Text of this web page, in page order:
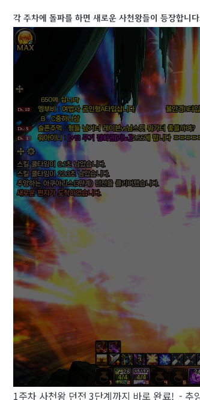
각 주차에 돌파를 하면 새로운 사천왕들이 등장합니
1주차 사천왕 던전 3단계까지 바로 완료! - 추